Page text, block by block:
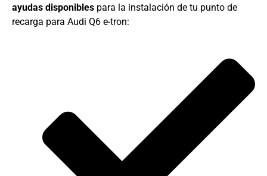
ayudas disponibles para la instalación de tu punto de
recarga para Audi Q6 e-tron: